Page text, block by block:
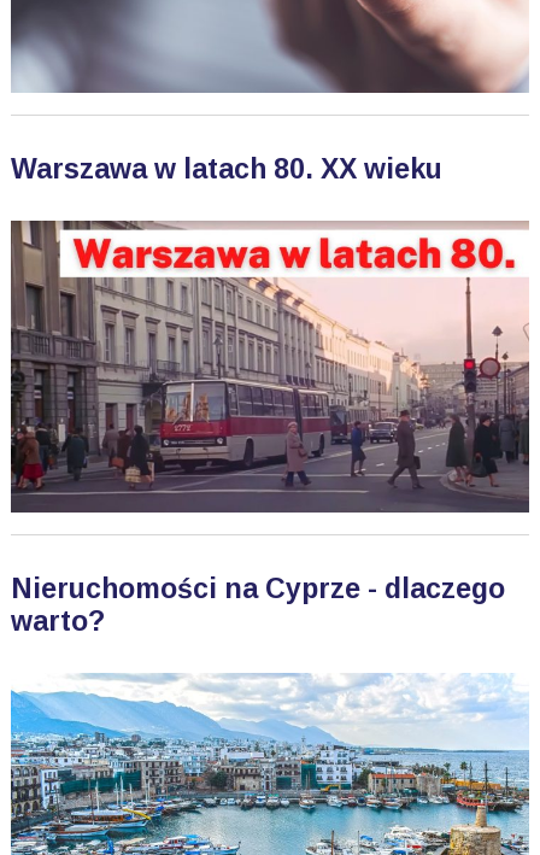
Warszawa w latach 80. XX wieku
Nieruchomości na Cyprze - dlaczego
warto?